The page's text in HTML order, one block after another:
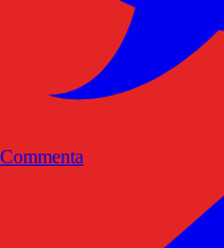
Commenta